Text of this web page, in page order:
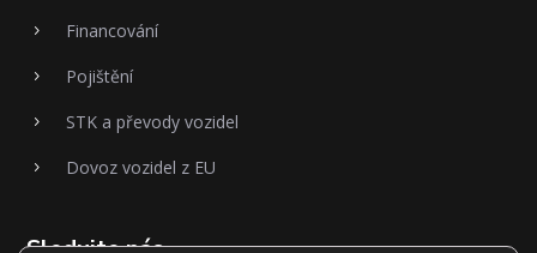
5 Financování
5 Pojištění
5 STK a převody vozidel
5 Dovoz vozidel z EU